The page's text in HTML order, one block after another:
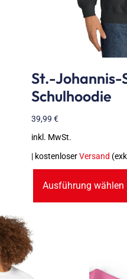
St.-Johannis-
Schulhoodie
39,99 €
inkl. MwSt.
| kostenloserVersand
Ausführung wählen